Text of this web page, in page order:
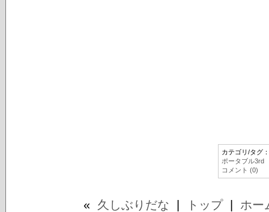
カテゴリ/タグ：
ポータブル3rd
コメント (0)
« 久しぶりだな トップ| ホー